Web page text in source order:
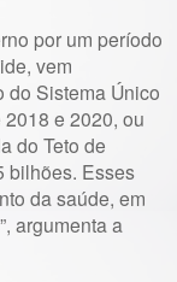
por um período
vem
do Sistema Único
e 2020, ou
do Teto de
bilhões. Esses
da saúde, em
argumenta a